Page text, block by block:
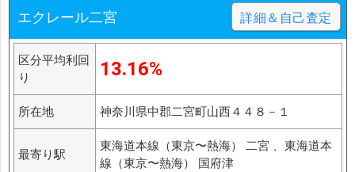
エクレール二宮 詳細＆自己査定
区分平均利回
り
13.16%
所在地 神奈川県中郡二宮町山西４４８－１
最寄り駅
東海道本線（東京〜熱海） 二宮 、東海道本
線（東京〜熱海） 国府津